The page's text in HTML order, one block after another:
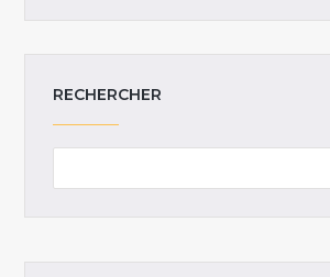
RECHERCHER